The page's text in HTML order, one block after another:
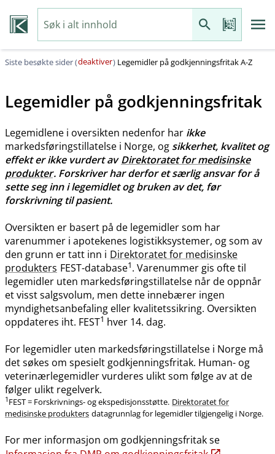
Siste besøkte sider (deaktiver) Legemidler på godkjenningsfritak A-Z
Legemidler på godkjenningsfritak
Legemidlene i oversikten nedenfor har ikke
markedsføringstillatelse i Norge, og sikkerhet, kvalitet og
effekt er ikke vurdert avDirektoratet for medisinske
produkter. Forskriver har derfor et særlig ansvar for å
sette seg inn i legemidlet og bruken av det, før
forskrivning til pasient.
Oversikten er basert på de legemidler som har
varenummer i apotekenes logistikksystemer, og som av
den grunn er tatt inn i Direktoratet for medisinske
produkters FEST-database1. Varenummer gis ofte til
legemidler uten markedsføringstillatelse når de oppnår
et visst salgsvolum, men dette innebærer ingen
myndighetsanbefaling eller kvalitetssikring. Oversikten
oppdateres iht. FEST1 hver 14. dag.
For legemidler uten markedsføringstillatelse i Norge må
det søkes om spesielt godkjenningsfritak. Human- og
veterinærlegemidler vurderes ulikt som følge av at de
følger ulikt regelverk.
1 FEST = Forskrivnings- og ekspedisjonsstøtte. Direktoratet for
medisinske produkters datagrunnlag for legemidler tilgjengelig i Norge.
For mer informasjon om godkjenningsfritak se